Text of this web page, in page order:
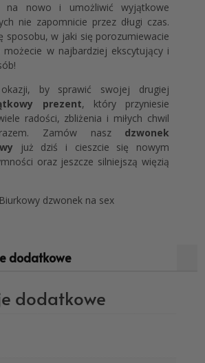
na nowo i umożliwić wyjątkowe
nie zapomnicie przez długi czas.
sposobu, w jaki się porozumiewacie
w najbardziej ekscytujący i
by sprawić swojej drugiej
prezent, który przyniesie
radości, zbliżenia i miłych chwil
razem. Zamów nasz dzwonek
już dziś i cieszcie się nowym
oraz jeszcze silniejszą więzią
dzwonek na sex
dodatkowe
dodatkowe